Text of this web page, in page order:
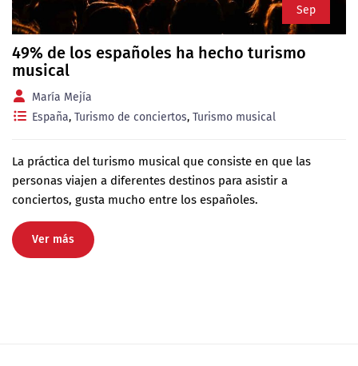
Sep
49% de los españoles ha hecho turismo
musical
María Mejía
España, Turismo de conciertos, Turismo musical
La práctica del turismo musical que consiste en que las
personas viajen a diferentes destinos para asistir a
conciertos, gusta mucho entre los españoles.
Ver más